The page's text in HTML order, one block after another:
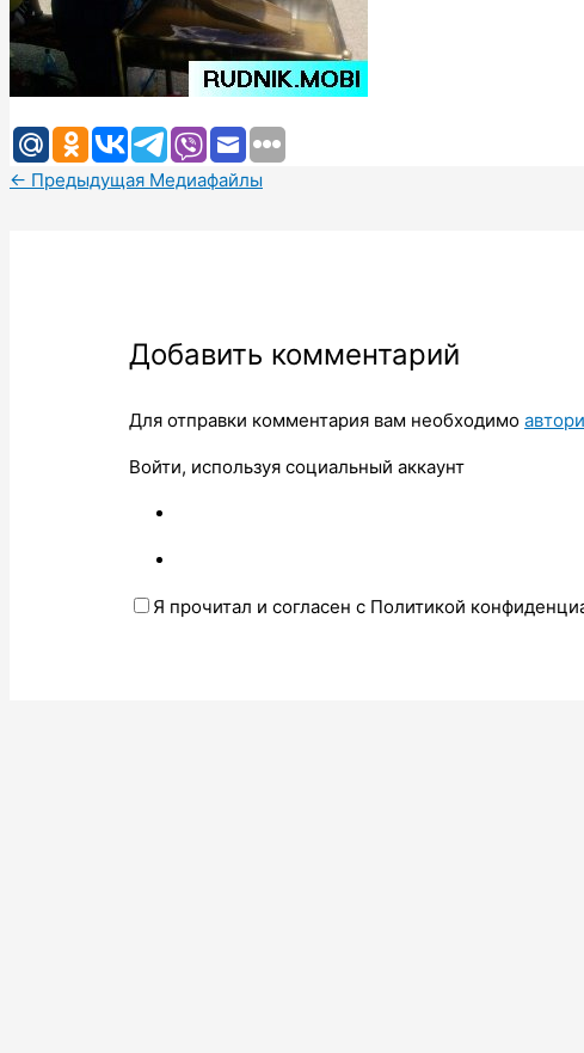
← Предыдущая Медиафайлы
Добавить комментарий
Для отправки комментария вам необходимо
Войти, используя социальный аккаунт
Я прочитал и согласен с Политикой